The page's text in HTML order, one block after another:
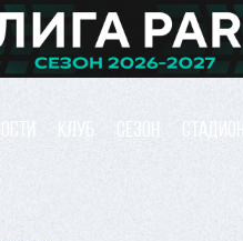
КЛУБ СЕЗОН СТАДИОН